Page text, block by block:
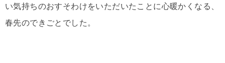
い気持ちのおすそわけをいただいたことに心暖かくなる、
春先のできごとでした。